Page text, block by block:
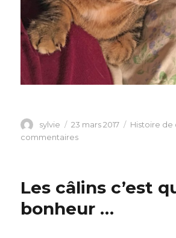
Auteur
sylvie
Publié
le
23 mars 2017 Catégories
Histoire de
commentairessur
pas
plaindre
Les câlins c’est
bonheur …